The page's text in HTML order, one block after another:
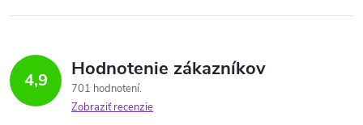
4,9 Hodnotenie zákazníkov
701 hodnotení
Zobraziť recenzie